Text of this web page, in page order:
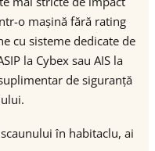
o mașină fără rating
cu sisteme dedicate de
la Cybex sau AIS la
de siguranță
în habitaclu, ai